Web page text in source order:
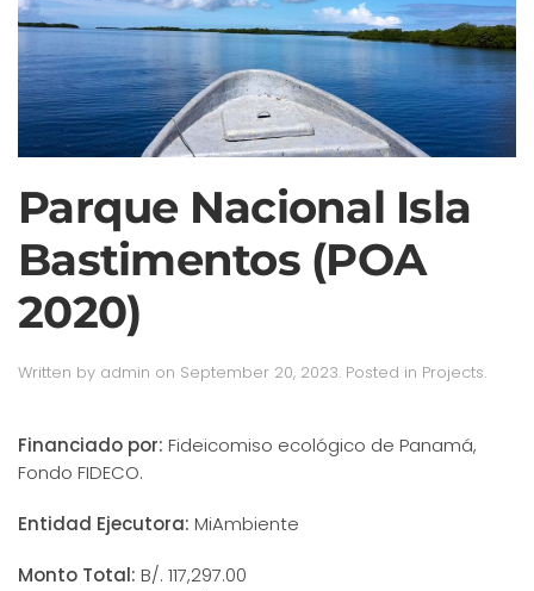
Parque Nacional Isla
Bastimentos (POA
2020)
Written by admin on September 20, 2023. Posted in Projects.
Financiado por: Fideicomiso ecológico de Panamá,
Fondo FIDECO.
Entidad Ejecutora: MiAmbiente
Monto Total: B/. 117,297.00